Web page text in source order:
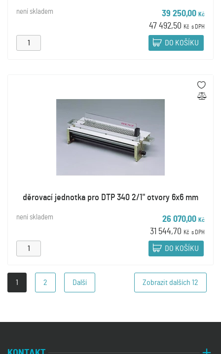
není skladem 39 250,00 Kč
47 492,50 Kč s DPH
DO KOŠÍKU
děrovací jednotka pro DTP 340 2/1" otvory 6x6 mm
není skladem 26 070,00 Kč
31 544,70 Kč s DPH
DO KOŠÍKU
1 2 Další Zobrazit dalších 12